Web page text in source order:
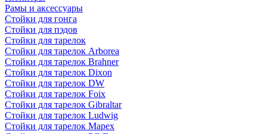
Рамы и аксессуары
Стойки для гонга
Стойки для пэдов
Стойки для тарелок
Стойки для тарелок Arborea
Стойки для тарелок Brahner
Стойки для тарелок Dixon
Стойки для тарелок DW
Стойки для тарелок Foix
Стойки для тарелок Gibraltar
Стойки для тарелок Ludwig
Стойки для тарелок Mapex